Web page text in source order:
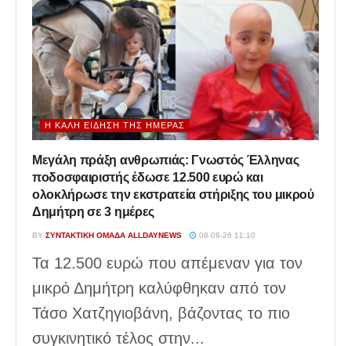
Η ΚΑΛΉ ΕΊΔΗΣΗ ΤΗΣ ΗΜΈΡΑΣ
Μεγάλη πράξη ανθρωπιάς: Γνωστός Έλληνας
ποδοσφαιριστής έδωσε 12.500 ευρώ και
ολοκλήρωσε την εκστρατεία στήριξης του μικρού
Δημήτρη σε 3 ημέρες
BY ΣΥΝΤΑΚΤΙΚΉ ΟΜΆΔΑ ALLDAYNEWS 08-08-26 11:10
Τα 12.500 ευρώ που απέμεναν για τον
μικρό Δημήτρη καλύφθηκαν από τον
Τάσο Χατζηγιοβάνη, βάζοντας το πιο
συγκινητικό τέλος στην...